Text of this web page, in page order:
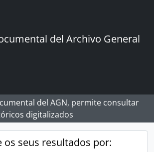
del Archivo General
del AGN, permite consultar
digitalizados
os seus resultados por: